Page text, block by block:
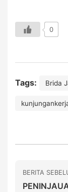
0
Tags: Brida
BERITA